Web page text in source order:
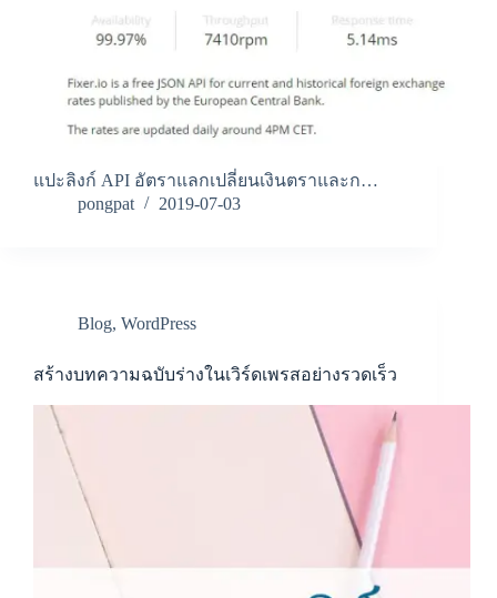
แปะลิงก์ API อัตราแลกเปลี่ยนเงินตราและก…
pongpat
2019-07-03
Blog, WordPress
สร้างบทความฉบับร่างในเวิร์ดเพรสอย่างรวดเร็ว